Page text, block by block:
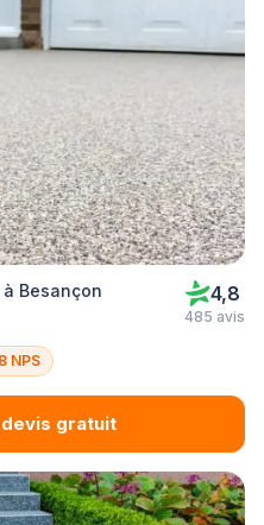
Besançon 4,8
485 avis
NPS
devis gratuit